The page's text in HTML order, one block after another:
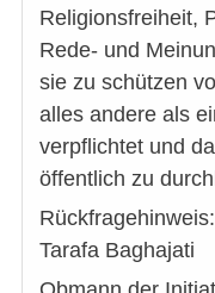
Religionsfreiheit,
Rede- und
sie zu schützen
alles andere als
verpflichtet und
öffentlich zu
Rückfragehinweis:
Tarafa Baghajati